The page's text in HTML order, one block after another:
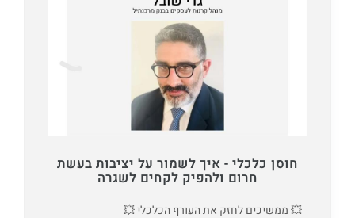
חוסן כלכלי - איך לשמור על יציבות בעשת
חרום ולהפיק לקחים לשגרה
💥 ממשיכים לחזק את העורף הכלכלי 💥